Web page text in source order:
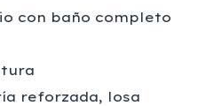
con baño completo
reforzada, losa